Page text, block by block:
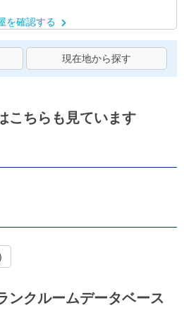
を確認する
現在地から探す
こちらも見ています
ンクルームデータベース